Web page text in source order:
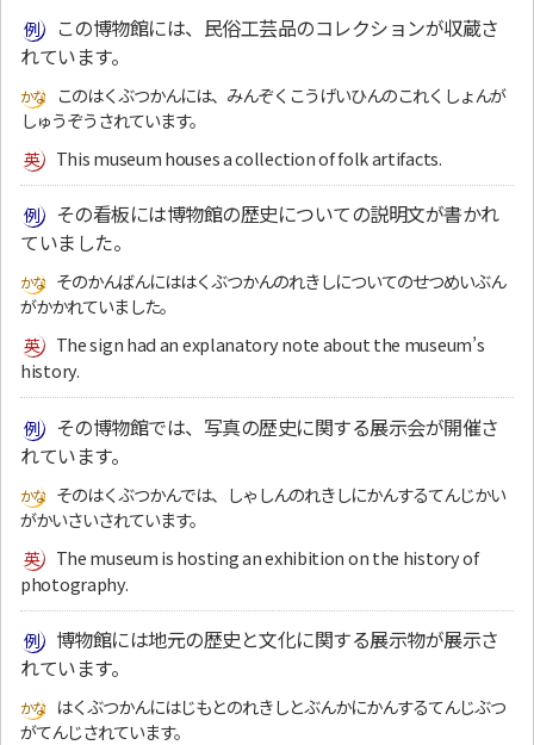
この博物館には、民俗工芸品のコレクションが収蔵さ
れています。
このはくぶつかんには、みんぞくこうげいひんのこれくしょんが
しゅうぞうされています。
This museum houses a collection of folk artifacts.
その看板には博物館の歴史についての説明文が書かれ
ていました。
そのかんばんにははくぶつかんのれきしについてのせつめいぶん
がかかれていました。
The sign had an explanatory note about the museum’s
history.
その博物館では、写真の歴史に関する展示会が開催さ
れています。
そのはくぶつかんでは、しゃしんのれきしにかんするてんじかい
がかいさいされています。
The museum is hosting an exhibition on the history of
photography.
博物館には地元の歴史と文化に関する展示物が展示さ
れています。
はくぶつかんにはじもとのれきしとぶんかにかんするてんじぶつ
がてんじされています。